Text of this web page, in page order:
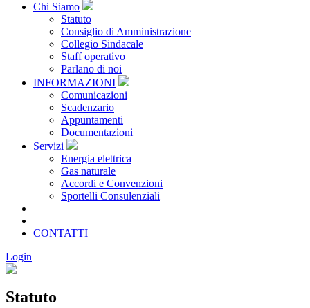
Chi Siamo
Statuto
Consiglio di Amministrazione
Collegio Sindacale
Staff operativo
Parlano di noi
INFORMAZIONI
Comunicazioni
Scadenzario
Appuntamenti
Documentazioni
Servizi
Energia elettrica
Gas naturale
Accordi e Convenzioni
Sportelli Consulenziali
CONTATTI
Login
Statuto